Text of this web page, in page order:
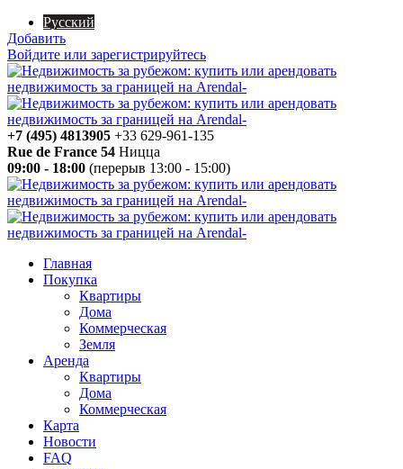
Русский
Добавить
Войдите или зарегистрируйтесь
+7 (495) 4813905 +33 629-961-135
Rue de France 54 Ницца
09:00 - 18:00 (перерыв 13:00 - 15:00)
Главная
Покупка
Квартиры
Дома
Коммерческая
Земля
Аренда
Квартиры
Дома
Коммерческая
Карта
Новости
FAQ